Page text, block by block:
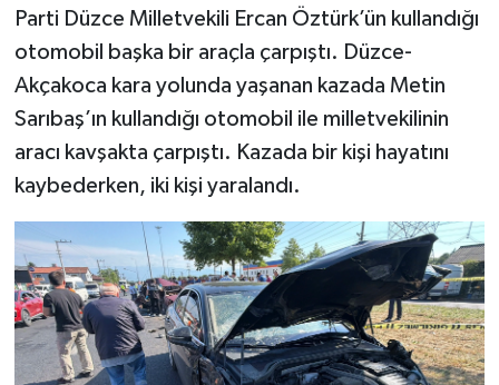
Parti Düzce Milletvekili Ercan Öztürk’ün kullandığı
otomobil başka bir araçla çarpıştı. Düzce-
Akçakoca kara yolunda yaşanan kazada Metin
Sarıbaş’ın kullandığı otomobil ile milletvekilinin
aracı kavşakta çarpıştı. Kazada bir kişi hayatını
kaybederken, iki kişi yaralandı.